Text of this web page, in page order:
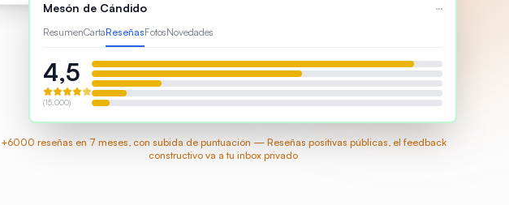
Mesón de Cándido ···
ResumenCartaReseñasFotosNovedades
4,5
(15.000)
+6000 reseñas en 7 meses, con subida de puntuación — Reseñas positivas públicas, el feedback
constructivo va a tu inbox privado